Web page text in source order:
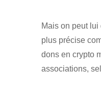
Mais on peut
plus précise
dons en crypto
associations,